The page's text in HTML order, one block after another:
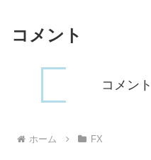
コメント
コメン
ホーム FX